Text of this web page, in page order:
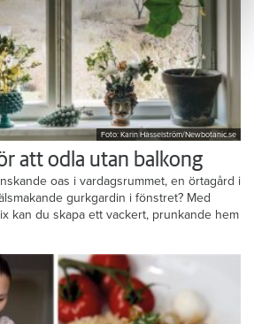
Foto: Karin Hasselström/Newbotanic.se
att odla utan balkong
oas i vardagsrummet, en örtagård i
gurkgardin i fönstret? Med
kan du skapa ett vackert, prunkande hem